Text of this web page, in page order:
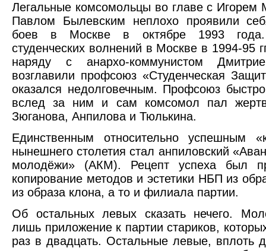
Легальные комсомольцы во главе с
Павлом Былевским неплохо проявили
боев в Москве в октябре 1993
студенческих волнений в Москве в 1994-95
наряду с анархо-коммунистом
возглавили профсоюз «Студенческая
оказался недолговечным. Профсоюз
вслед за ним и сам комсомол пал
Зюганова, Анпилова и Тюлькина.
Единственным относительно успешным
нынешнего столетия стал анпиловский
молодёжи» (АКМ). Рецепт успеха был
копирование методов и эстетики НБП из
из образа клона, а то и филиала партии.
Об остальных левых сказать нечего.
лишь приложение к партии стариков,
раз в двадцать. Остальные левые, вплоть